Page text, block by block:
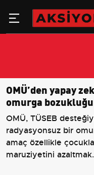
OMÜ’den yapay
omurga
OMÜ, TÜSEB
radyasyonsuz bir
amaç özellikle
maruziyetini azaltmak.